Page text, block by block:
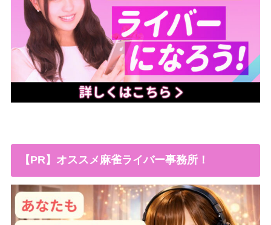
【PR】オススメ麻雀ライバー事務所！